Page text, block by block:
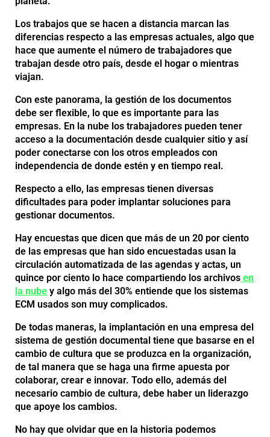
Los trabajos que se hacen a distancia marcan las
diferencias respecto a las empresas actuales, algo que
hace que aumente el número de trabajadores que
trabajan desde otro país, desde el hogar o mientras
viajan.
Con este panorama, la gestión de los documentos
debe ser flexible, lo que es importante para las
empresas. En la nube los trabajadores pueden tener
acceso a la documentación desde cualquier sitio y así
poder conectarse con los otros empleados con
independencia de donde estén y en tiempo real.
Respecto a ello, las empresas tienen diversas
dificultades para poder implantar soluciones para
gestionar documentos.
Hay encuestas que dicen que más de un 20 por ciento
de las empresas que han sido encuestadas usan la
circulación automatizada de las agendas y actas, un
quince por ciento lo hace compartiendo los archivos en
la nube y algo más del 30% entiende que los sistemas
ECM usados son muy complicados.
De todas maneras, la implantación en una empresa del
sistema de gestión documental tiene que basarse en el
cambio de cultura que se produzca en la organización,
de tal manera que se haga una firme apuesta por
colaborar, crear e innovar. Todo ello, además del
necesario cambio de cultura, debe haber un liderazgo
que apoye los cambios.
No hay que olvidar que en la historia podemos